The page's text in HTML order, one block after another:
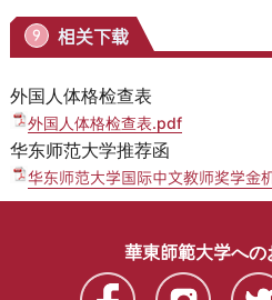
9 相关下载
外国人体格检查表
外国人体格检查表.pdf
华东师范大学推荐函
华东师范大学国际中文教师奖学
華東師範大学へ